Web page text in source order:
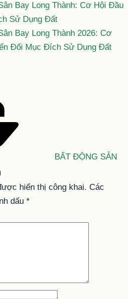
Bay Long Thành: Cơ Hội Đầu
Sử Dụng Đất
Bay Long Thành 2026: Cơ
Đổi Mục Đích Sử Dụng Đất
BẤT ĐỘNG SẢN
hiển thị công khai. Các
dấu *